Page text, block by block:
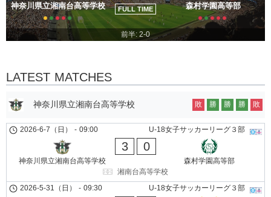
神奈川県立湘南台高等学校 FULL TIME 森村学園高等部
前半: 2-0
LATEST MATCHES
神奈川県立湘南台高等学校 敗 勝 勝 勝 敗
U-18女子サッカーリーグ３部
2026-6-7（日） - 09:00
神奈川県立湘南台高等学校
3 0
森村学園高等部
湘南台高等学校
U-18女子サッカーリーグ３部
2026-5-31（日） - 09:30